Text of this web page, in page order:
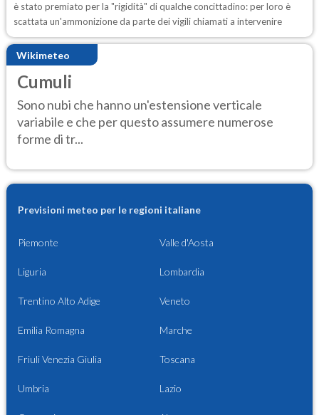
è stato premiato per la "rigidità" di qualche concittadino: per loro è
scattata un'ammonizione da parte dei vigili chiamati a intervenire
Wikimeteo
Cumuli
Sono nubi che hanno un'estensione verticale
variabile e che per questo assumere numerose
forme di tr...
Previsioni meteo per le regioni italiane
Piemonte Valle d'Aosta
Liguria Lombardia
Trentino Alto Adige Veneto
Emilia Romagna Marche
Friuli Venezia Giulia Toscana
Umbria Lazio